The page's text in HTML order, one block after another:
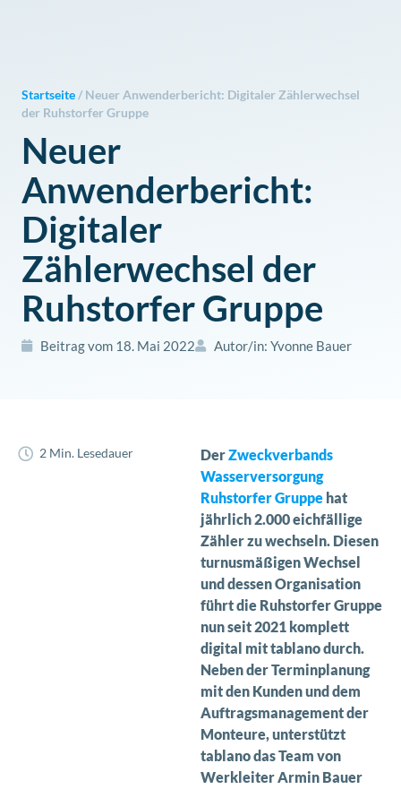
Startseite /Neuer Anwenderbericht: Digitaler Zählerwechsel
der Ruhstorfer Gruppe
Neuer
Anwenderbericht:
Digitaler
Zählerwechsel der
Ruhstorfer Gruppe
Beitrag vom 18. Mai 2022 Autor/in: Yvonne Bauer
2 Min. Lesedauer DerZweckverbands
Wasserversorgung
Ruhstorfer Gruppe hat
jährlich 2.000 eichfällige
Zähler zu wechseln. Diesen
turnusmäßigen Wechsel
und dessen Organisation
führt die Ruhstorfer Gruppe
nun seit 2021 komplett
digital mit tablano durch.
Neben der Terminplanung
mit den Kunden und dem
Auftragsmanagement der
Monteure, unterstützt
tablano das Team von
Werkleiter Armin Bauer